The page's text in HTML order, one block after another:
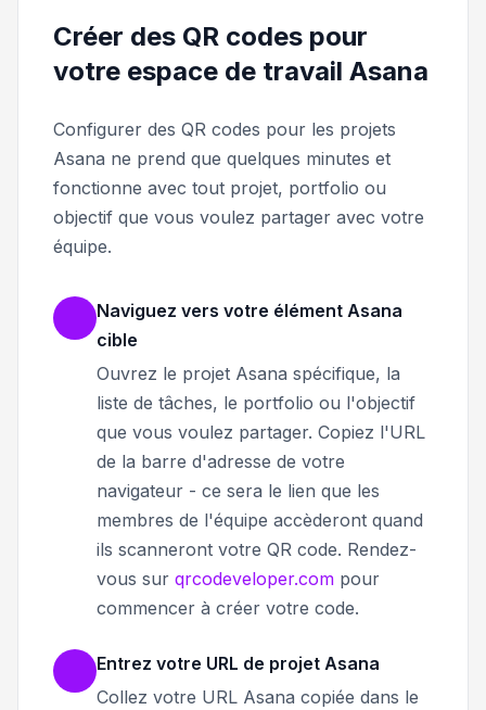
Créer des QR codes pour
votre espace de travail Asana
Configurer des QR codes pour les projets
Asana ne prend que quelques minutes et
fonctionne avec tout projet, portfolio ou
objectif que vous voulez partager avec votre
équipe.
Naviguez vers votre élément Asana
cible
Ouvrez le projet Asana spécifique, la
liste de tâches, le portfolio ou l'objectif
que vous voulez partager. Copiez l'URL
de la barre d'adresse de votre
navigateur - ce sera le lien que les
membres de l'équipe accèderont quand
ils scanneront votre QR code. Rendez-
vous sur qrcodeveloper.com pour
commencer à créer votre code.
Entrez votre URL de projet Asana
Collez votre URL Asana copiée dans le